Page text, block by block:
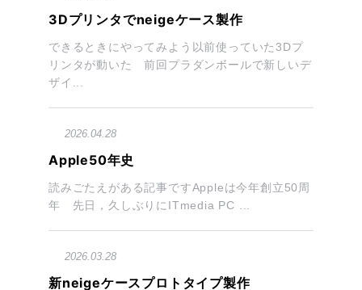
3Dプリンタでneigeケース製作
できるときにやってみよう以前使っていた3Dプ
リンタが動いた 前回プラダンボールで新しいデ
ザイ...
2026.04.28
Apple50年史
読みごたえがある記事ですAppleは今年創立50周
年 先日，久しぶりにITmedia PC ...
2026.03.28
新neigeケースプロトタイプ製作